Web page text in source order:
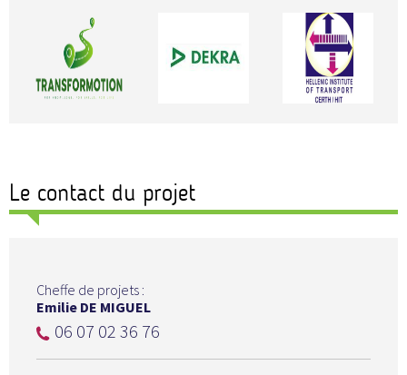
Le contact du projet
Cheffe de projets :
Emilie DE MIGUEL
06 07 02 36 76